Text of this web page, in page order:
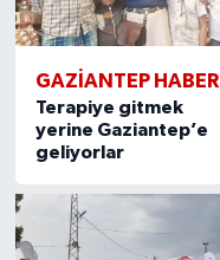
GAZIANTEP HABER
Terapiye gitmek
yerine Gaziantep’e
geliyorlar